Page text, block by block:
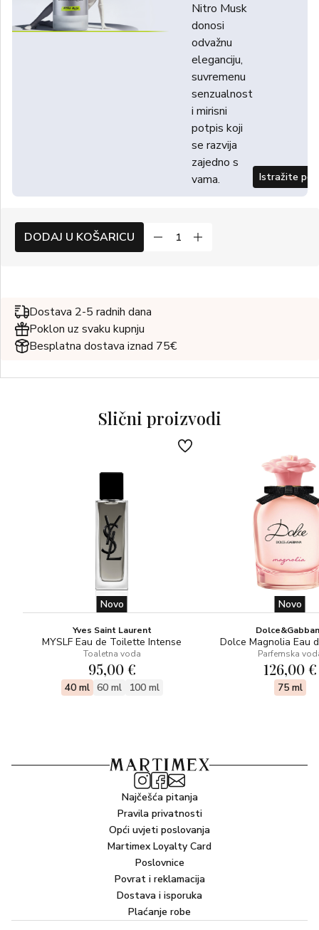
Nitro Musk
donosi
odvažnu
eleganciju,
suvremenu
senzualnost
i mirisni
potpis koji
se razvija
zajedno s
vama.
Istražite
DODAJ U KOŠARICU
Dostava 2-5 radnih dana
Poklon uz svaku kupnju
Besplatna dostava iznad 75€
Slični proizvodi
Novo
Yves Saint Laurent
MYSLF Eau de Toilette Intense
Toaletna voda
95,00 €
40 ml 60 ml 100 ml
Novo
Dolce Magnolia Eau
Parfemska
126,00 €
75 ml
Najčešća pitanja
Pravila privatnosti
Opći uvjeti poslovanja
Martimex Loyalty Card
Poslovnice
Povrat i reklamacija
Dostava i isporuka
Plaćanje robe